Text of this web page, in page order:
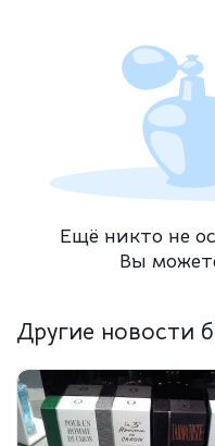
Ещё никто не
Вы
Другие новости